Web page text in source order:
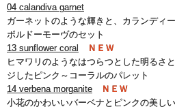
04 calandiva garnet
ガーネットのような輝きと、カランディ
ボルドーモーヴのセット
13 sunflower coral
ＮＥＷ
ヒマワリのようなはつらつとした明るさ
ジしたピンク～コーラルのパレット
14 verbena morganite
ＮＥＷ
小花のかわいいバーベナとピンクの美し